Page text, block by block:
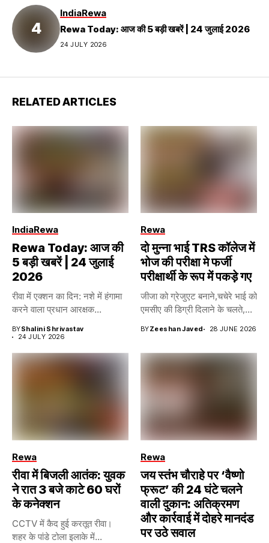
IndiaRewa
Rewa Today: आज की 5 बड़ी खबरें | 24 जुलाई 2026
24 JULY 2026
RELATED ARTICLES
IndiaRewa
Rewa Today: आज की
5 बड़ी खबरें | 24 जुलाई
2026
रीवा में एक्शन का दिन: नशे में हंगामा
करने वाला प्रधान आरक्षक...
BYShalini Shrivastav
24 JULY 2026
Rewa
दो मुन्ना भाई TRS कॉलेज में
भोज की परीक्षा मे फर्जी
परीक्षार्थी के रूप में पकड़े गए
जीजा को ग्रेजुएट बनाने,चचेरे भाई को
एमसीए की डिग्री दिलाने के चलते,...
BYZeeshan Javed 28 JUNE 2026
Rewa
रीवा में बिजली आतंक: युवक
ने रात 3 बजे काटे 60 घरों
के कनेक्शन
CCTV में कैद हुई करतूत रीवा।
शहर के पांडे टोला इलाके में...
Rewa
जय स्तंभ चौराहे पर ‘वैष्णो
फ्रूट’ की 24 घंटे चलने
वाली दुकान: अतिक्रमण
और कार्रवाई में दोहरे मानदंड
पर उठे सवाल